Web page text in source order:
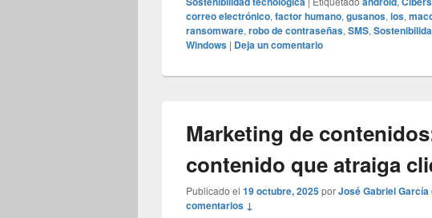
correo electrónico, factor humano, gusanos, ios,
ransomware, robo de contraseñas, SMS,
Windows | Deja un comentario
Marketing de
contenido que atraiga
Publicado el 19 octubre, 2025porJosé Gabriel
comentarios ↓